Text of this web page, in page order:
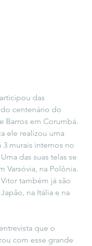
das
centenário do
Barros em Corumbá.
ele realizou uma
3 murais internos no
das suas telas se
Varsóvia, na Polônia.
também já são
na Itália e na
que o
com esse grande